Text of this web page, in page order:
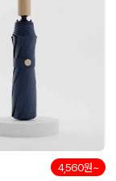
4,560원~